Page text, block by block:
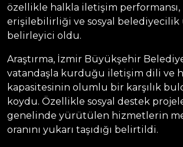
özellikle halkla iletişim
erişilebilirliği ve sosyal belediyecilik
belirleyici oldu.
Araştırma, İzmir Büyükşehir
vatandaşla kurduğu iletişim dili ve
kapasitesinin olumlu bir karşılık
koydu. Özellikle sosyal destek
genelinde yürütülen hizmetlerin
oranını yukarı taşıdığı belirtildi.